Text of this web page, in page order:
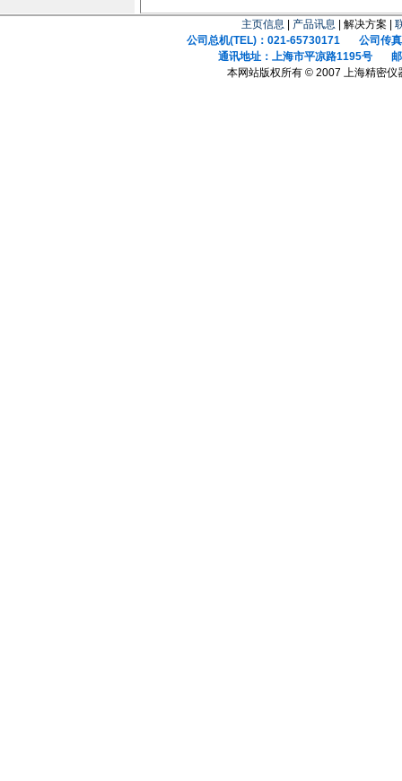
主页信息 产品讯息 | 解决方案 |
公司总机(TEL)：021-65730171 公司传真
通讯地址：上海市平凉路1195号 邮
本网站版权所有 © 2007 上海精密仪